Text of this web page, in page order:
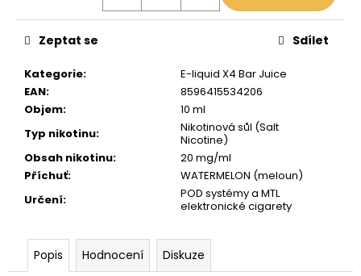
Kategorie:
E-liquid X4 Bar Juice
EAN:
8596415534206
Objem:
10 ml
Typ nikotinu:
Nikotinová sůl (Salt
Nicotine)
Obsah nikotinu:
20 mg/ml
Příchuť:
WATERMELON (meloun)
Určení:
POD systémy a MTL
elektronické cigarety
Zeptat se Sdílet
Popis Hodnocení Diskuze
Kč
Původně:
169